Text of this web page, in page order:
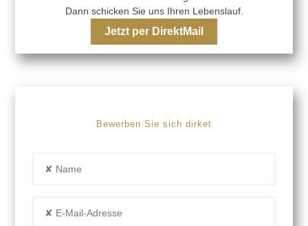
Dann schicken Sie uns Ihren Lebenslauf.
Jetzt per DirektMail
Bewerben Sie sich dirket